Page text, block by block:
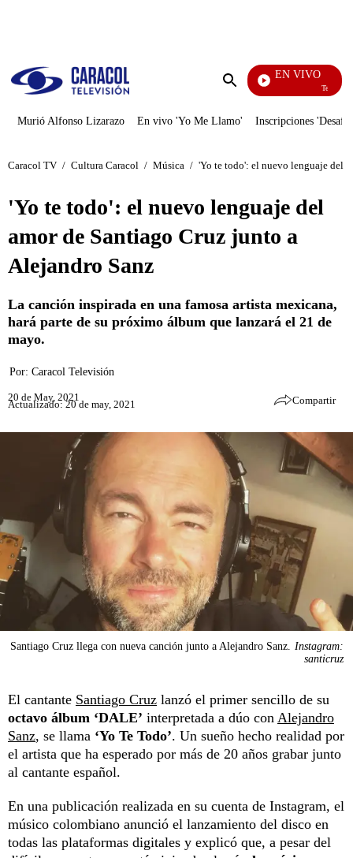
Enviar
EN VIVO
Televentas
Murió Alfonso Lizarazo En vivo 'Yo Me Llamo' Inscripciones
Caracol TV / Cultura Caracol / Música / 'Yo te todo': el nuevo lenguaje del
'Yo te todo': el nuevo lenguaje del
amor de Santiago Cruz junto a
Alejandro Sanz
La canción inspirada en una famosa artista mexicana,
hará parte de su próximo álbum que lanzará el 21 de
mayo.
Por: Caracol Televisión
20 de May, 2021
Actualizado: 20 de may, 2021 Compartir
Santiago Cruz llega con nueva canción junto a Alejandro Sanz.
Instagram:
santicruz
El cantante Santiago Cruz lanzó el primer sencillo de su
octavo álbum ‘DALE’ interpretada a dúo con Alejandro
Sanz, se llama ‘Yo Te Todo’. Un sueño hecho realidad por
el artista que ha esperado por más de 20 años grabar junto
al cantante español.
En una publicación realizada en su cuenta de Instagram, el
músico colombiano anunció el lanzamiento del disco en
todas las plataformas digitales y explicó que, a pesar del